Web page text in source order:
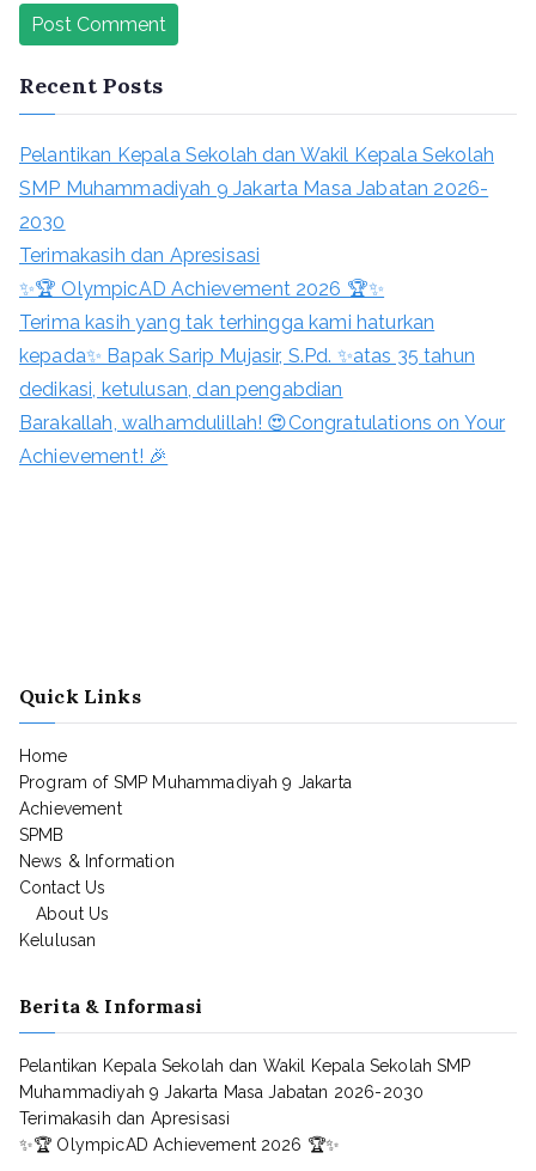
Recent Posts
Pelantikan Kepala Sekolah dan Wakil Kepala Sekolah
SMP Muhammadiyah 9 Jakarta Masa Jabatan 2026-
2030
Terimakasih dan Apresisasi
✨🏆 OlympicAD Achievement 2026 🏆✨
Terima kasih yang tak terhingga kami haturkan
kepada✨ Bapak Sarip Mujasir, S.Pd. ✨atas 35 tahun
dedikasi, ketulusan, dan pengabdian
Barakallah, walhamdulillah! 😍Congratulations on Your
Achievement! 🎉
Quick Links
Home
Program of SMP Muhammadiyah 9 Jakarta
Achievement
SPMB
News & Information
Contact Us
About Us
Kelulusan
Berita & Informasi
Pelantikan Kepala Sekolah dan Wakil Kepala Sekolah SMP
Muhammadiyah 9 Jakarta Masa Jabatan 2026-2030
Terimakasih dan Apresisasi
✨🏆 OlympicAD Achievement 2026 🏆✨